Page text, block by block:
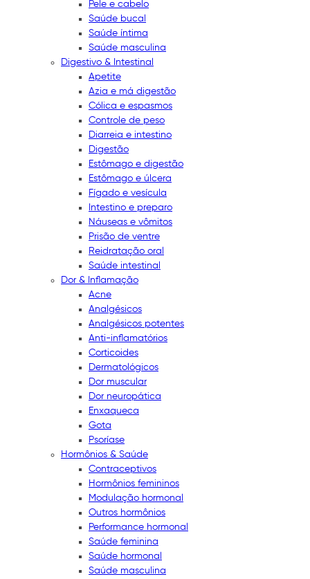
Pele e cabelo
Saúde bucal
Saúde íntima
Saúde masculina
Digestivo & Intestinal
Apetite
Azia e má digestão
Cólica e espasmos
Controle de peso
Diarreia e intestino
Digestão
Estômago e digestão
Estômago e úlcera
Fígado e vesícula
Intestino e preparo
Náuseas e vômitos
Prisão de ventre
Reidratação oral
Saúde intestinal
Dor & Inflamação
Acne
Analgésicos
Analgésicos potentes
Anti-inflamatórios
Corticoides
Dermatológicos
Dor muscular
Dor neuropática
Enxaqueca
Gota
Psoríase
Hormônios & Saúde
Contraceptivos
Hormônios femininos
Modulação hormonal
Outros hormônios
Performance hormonal
Saúde feminina
Saúde hormonal
Saúde masculina